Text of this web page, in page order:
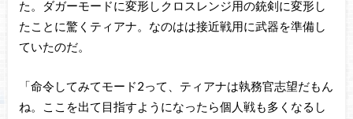
た。ダガーモードに変形しクロスレンジ用の銃剣に変形し
たことに驚くティアナ。なのはは接近戦用に武器を準備し
ていたのだ。
「命令してみてモード2って、ティアナは執務官志望だもん
ね。ここを出て目指すようになったら個人戦も多くなるし